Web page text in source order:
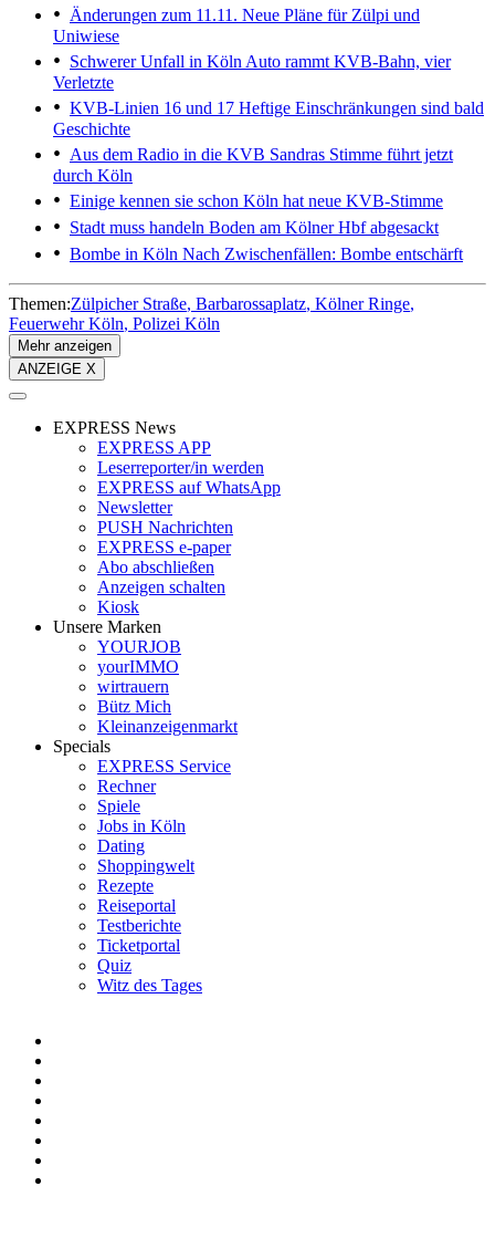
Änderungen zum 11.11. Neue Pläne für Zülpi und
Uniwiese
Schwerer Unfall in Köln Auto rammt KVB-Bahn, vier
Verletzte
KVB-Linien 16 und 17 Heftige Einschränkungen sind bald
Geschichte
Aus dem Radio in die KVB Sandras Stimme führt jetzt
durch Köln
Einige kennen sie schon Köln hat neue KVB-Stimme
Stadt muss handeln Boden am Kölner Hbf abgesackt
Bombe in Köln Nach Zwischenfällen: Bombe entschärft
Themen:Zülpicher Straße Barbarossaplatz Kölner Ringe
Feuerwehr Köln Polizei Köln
Mehr anzeigen
ANZEIGE X
EXPRESS News
EXPRESS APP
Leserreporter/in werden
EXPRESS auf WhatsApp
Newsletter
PUSH Nachrichten
EXPRESS e-paper
Abo abschließen
Anzeigen schalten
Kiosk
Unsere Marken
YOURJOB
yourIMMO
wirtrauern
Bütz Mich
Kleinanzeigenmarkt
Specials
EXPRESS Service
Rechner
Spiele
Jobs in Köln
Dating
Shoppingwelt
Rezepte
Reiseportal
Testberichte
Ticketportal
Quiz
Witz des Tages